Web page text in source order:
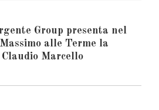
Group presenta nel
alle Terme la
Marcello